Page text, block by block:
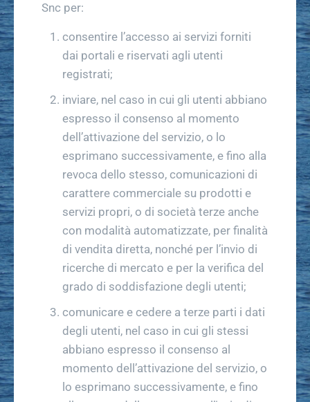
Snc per:
consentire l’accesso ai servizi forniti
dai portali e riservati agli utenti
registrati;
inviare, nel caso in cui gli utenti abbiano
espresso il consenso al momento
dell’attivazione del servizio, o lo
esprimano successivamente, e fino alla
revoca dello stesso, comunicazioni di
carattere commerciale su prodotti e
servizi propri, o di società terze anche
con modalità automatizzate, per finalità
di vendita diretta, nonché per l’invio di
ricerche di mercato e per la verifica del
grado di soddisfazione degli utenti;
comunicare e cedere a terze parti i dati
degli utenti, nel caso in cui gli stessi
abbiano espresso il consenso al
momento dell’attivazione del servizio, o
lo esprimano successivamente, e fino